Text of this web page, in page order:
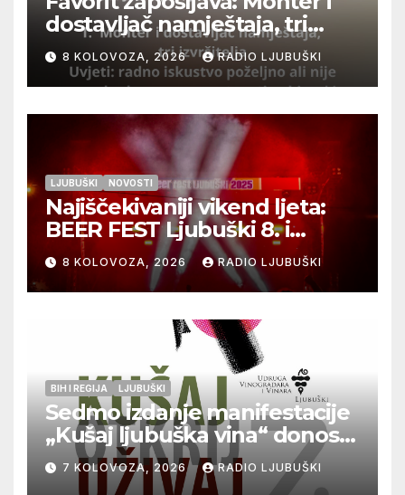
dostavljač namještaja, tri
izvršitelja
8 KOLOVOZA, 2026 RADIO LJUBUŠKI
LJUBUŠKI NOVOSTI
Najiščekivaniji vikend ljeta:
BEER FEST Ljubuški 8. i
9.kolovoza
8 KOLOVOZA, 2026 RADIO LJUBUŠKI
BIH I REGIJA LJUBUŠKI
Sedmo izdanje manifestacije
„Kušaj ljubuška vina“ donosi
vrhunska vina, gastronomiju i
glazbu
7 KOLOVOZA, 2026 RADIO LJUBUŠKI